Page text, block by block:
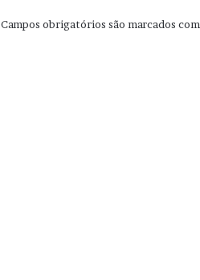
Campos obrigatórios são marcados com